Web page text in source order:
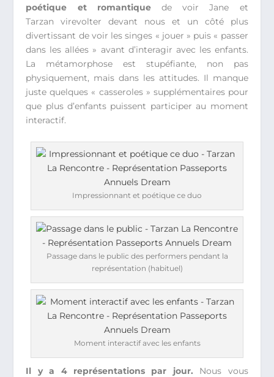
poétique et romantiquede voir Jane et
Tarzan virevolter devant nous et un côté plus
divertissant de voir les singes « jouer » puis « passer
dans les allées » avant d’interagir avec les enfants.
La métamorphose est stupéfiante, non pas
physiquement, mais dans les attitudes. Il manque
juste quelques « casseroles » supplémentaires pour
que plus d’enfants puissent participer au moment
interactif.
Impressionnant et poétique ce duo
Passage dans le public des performers pendant la
représentation (habituel)
Moment interactif avec les enfants
Il y a 4 représentations par jour. Nous vous